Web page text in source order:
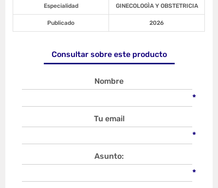
Especialidad GINECOLOGÌA Y OBSTETRICIA
Publicado 2026
Consultar sobre este producto
Nombre
*
Tu email
*
Asunto:
*